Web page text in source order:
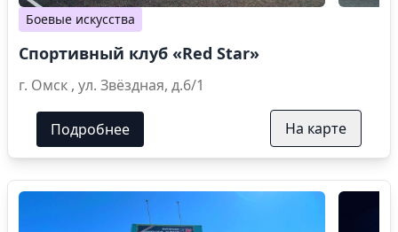
Боевые искусства
Спортивный клуб «Red Star»
г. Омск , ул. Звёздная, д.6/1
Подробнее На карте